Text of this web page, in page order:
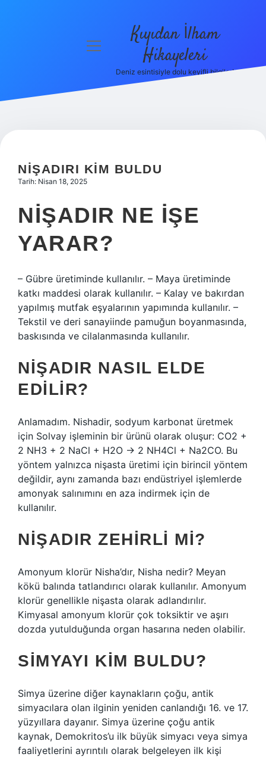
Hakkımızda
menüyü
Kıyıdan İlham
Hikayeleri
Deniz esintisiyle dolu keyifli bilgiler!
NIŞADIRI KIM BULDU
Tarih: Nisan 18, 2025
NIŞADIR NE IŞE
YARAR?
– Gübre üretiminde kullanılır. – Maya üretiminde
katkı maddesi olarak kullanılır. – Kalay ve bakırdan
yapılmış mutfak eşyalarının yapımında kullanılır. –
Tekstil ve deri sanayiinde pamuğun boyanmasında,
baskısında ve cilalanmasında kullanılır.
NIŞADIR NASIL ELDE
EDILIR?
Anlamadım. Nishadir, sodyum karbonat üretmek
için Solvay işleminin bir ürünü olarak oluşur: CO2 +
2 NH3 + 2 NaCl + H2O → 2 NH4Cl + Na2CO. Bu
yöntem yalnızca nişasta üretimi için birincil yöntem
değildir, aynı zamanda bazı endüstriyel işlemlerde
amonyak salınımını en aza indirmek için de
kullanılır.
NIŞADIR ZEHIRLI MI?
Amonyum klorür Nisha’dır, Nisha nedir? Meyan
kökü balında tatlandırıcı olarak kullanılır. Amonyum
klorür genellikle nişasta olarak adlandırılır.
Kimyasal amonyum klorür çok toksiktir ve aşırı
dozda yutulduğunda organ hasarına neden olabilir.
SIMYAYI KIM BULDU?
Simya üzerine diğer kaynakların çoğu, antik
simyacılara olan ilginin yeniden canlandığı 16. ve 17.
yüzyıllara dayanır. Simya üzerine çoğu antik
kaynak, Demokritos’u ilk büyük simyacı veya simya
faaliyetlerini ayrıntılı olarak belgeleyen ilk kişi